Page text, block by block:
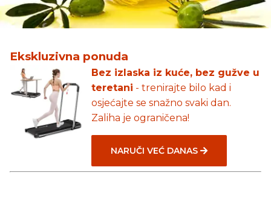
Ekskluzivna ponuda
Bez izlaska iz kuće, bez gužve u
teretani - trenirajte bilo kad i
osjećajte se snažno svaki dan.
Zaliha je ograničena!
NARUČI VEĆ DANAS